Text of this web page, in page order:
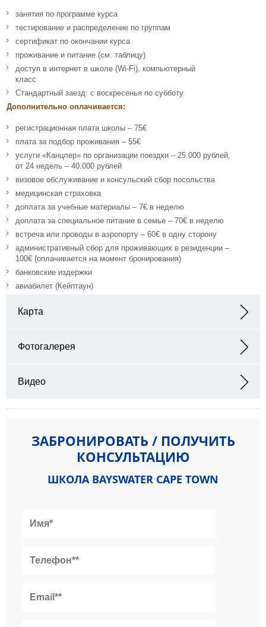
занятия по программе курса
тестирование и распределение по группам
сертификат по окончании курса
проживание и питание (см. таблицу)
доступ в интернет в школе (Wi-Fi), компьютерный
класс
Стандартный заезд: с воскресенья по субботу
Дополнительно оплачивается:
регистрационная плата школы – 75€
плата за подбор проживания – 55€
услуги «Канцлер» по организации поездки – 25.000 рублей,
от 24 недель – 40.000 рублей
визовое обслуживание и консульский сбор посольства
медицинская страховка
доплата за учебные материалы – 7€ в неделю
доплата за специальное питание в семье – 70€ в неделю
встреча или проводы в аэропорту – 60€ в одну сторону
административный сбор для проживающих в резиденции –
100€ (оплачивается на момент бронирования)
банковские издержки
авиабилет (Кейптаун)
Карта
Centre, Cape Town, 8000, Южно-Африканская Республика
Фотогалерея
Видео
ЗАБРОНИРОВАТЬ / ПОЛУЧИТЬ
КОНСУЛЬТАЦИЮ
ШКОЛА BAYSWATER CAPE TOWN